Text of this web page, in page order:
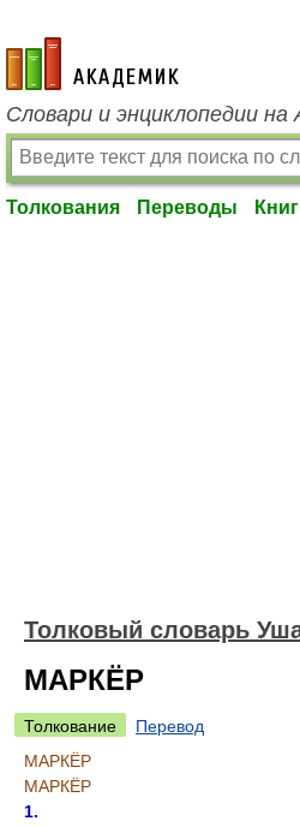
academic.ru
Словари и энциклопедии на
Толкования Переводы
Толковый словарь
МАРКЁР
Толкование
Перевод
МАРКЁР
МАРКЁР
1.